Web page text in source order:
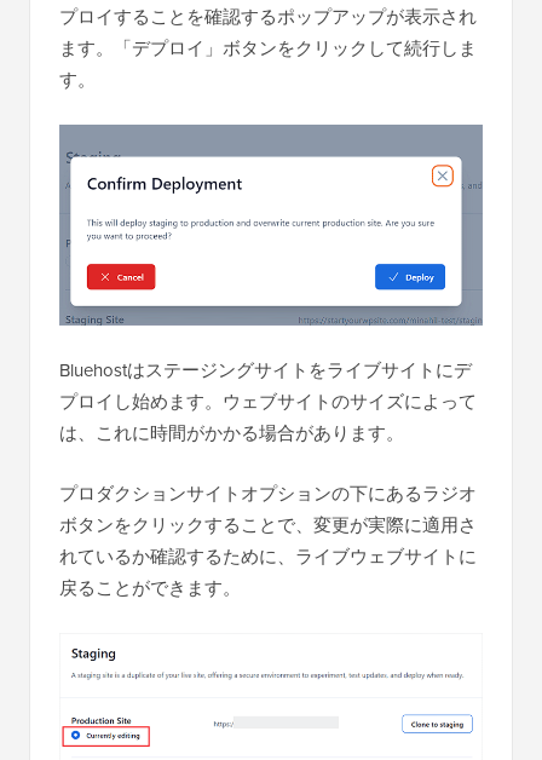
プロイすることを確認するポップアップが表示され
ます。「デプロイ」ボタンをクリックして続行しま
す。
Bluehostはステージングサイトをライブサイトにデ
プロイし始めます。ウェブサイトのサイズによって
は、これに時間がかかる場合があります。
プロダクションサイトオプションの下にあるラジオ
ボタンをクリックすることで、変更が実際に適用さ
れているか確認するために、ライブウェブサイトに
戻ることができます。